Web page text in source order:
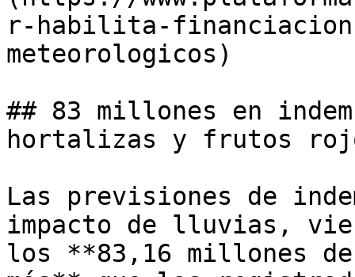
r-habilita-
meteorologicos)
## 83 millones en
hortalizas y frutos
Las previsiones de
impacto de lluvias,
los **83,16 millones